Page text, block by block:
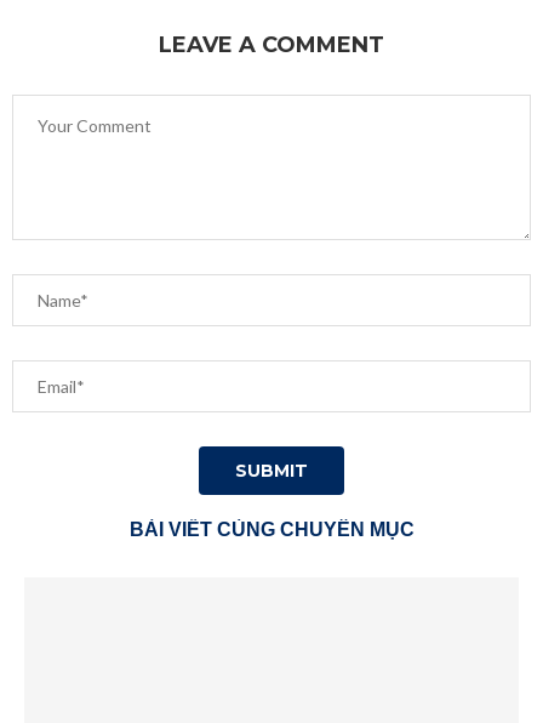
LEAVE A COMMENT
BÀI VIẾT CÙNG CHUYÊN MỤC